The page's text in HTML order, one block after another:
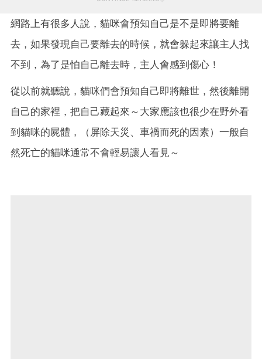
網路上有很多人說，貓咪會預知自己是不是即將要離
去，如果發現自己要離去的時候，就會躲起來讓主人找
不到，為了是怕自己離去時，主人會感到傷心！
從以前就聽說，貓咪們會預知自己即將離世，然後離開
自己的家裡，把自己藏起來～大家應該也很少在野外看
到貓咪的屍體，（屏除天災、車禍而死的因素）一般自
然死亡的貓咪通常不會輕易讓人看見～